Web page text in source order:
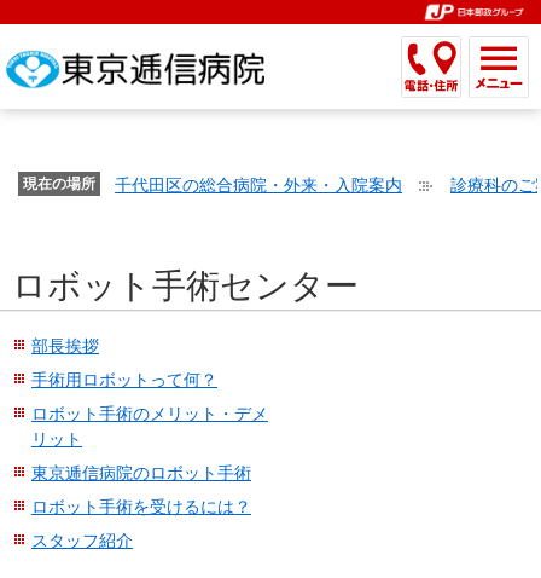
が
で
す。
ー
ジ
内
メ
ー
ヘ
ッ
ダ
ー
メ
ニ
ュ
ー
へ
こ
き
さ
で
す。
こ
大
き
定
で
す。
こ
メ
ニ
ュ
で
す。
こ
ま
ッ
メ
ニ
ュ
で
す。
こ
か
イ
検
索
で
こ
こ
ま
イ
検
索
で
す。
こ
こ
か
通
ュ
ー
で
す。
こ
こ
ま
共
通
ュ
ー
で
す。
現在の場所 千代田区の総合病院・外来・入院案内 診療科のご
こ
か
ら
で
す。
ロボット手術センター
部長挨拶
手術用ロボットって何？
ロボット手術のメリット・デメ
リット
東京逓信病院のロボット手術
ロボット手術を受けるには？
スタッフ紹介